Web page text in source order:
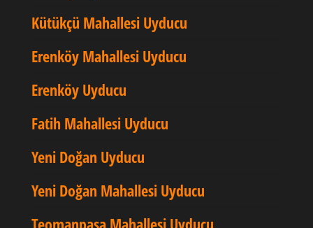
Kütükçü Mahallesi Uyducu
Erenköy Mahallesi Uyducu
Erenköy Uyducu
Fatih Mahallesi Uyducu
Yeni Doğan Uyducu
Yeni Doğan Mahallesi Uyducu
Teomanpaşa Mahallesi Uyducu